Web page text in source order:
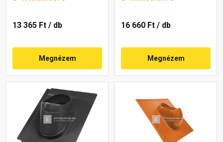
13 365 Ft / db
Megnézem
16 660 Ft / db
Megnézem